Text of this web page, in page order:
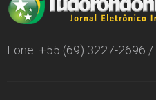
Fone: +55 (69) 3227-2696